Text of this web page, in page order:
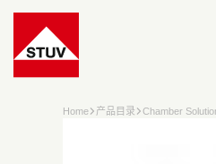
Go To the Homepage
Home 产品目录 Chamber